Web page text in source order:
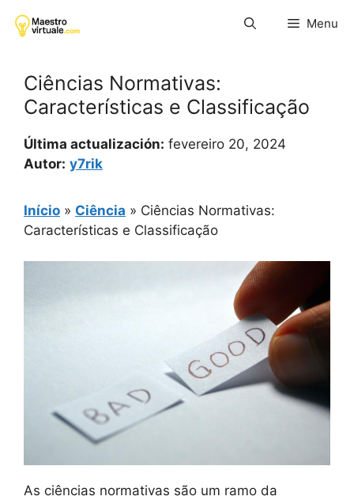
para
Menu
Ciências Normativas:
Características e Classificação
Última actualización: fevereiro 20, 2024
Autor: y7rik
Início » Ciência » Ciências Normativas:
Características e Classificação
As ciências normativas são um ramo da